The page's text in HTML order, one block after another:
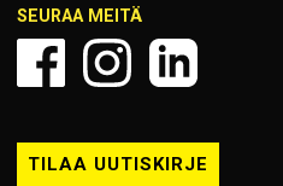
SEURAA MEITÄ
TILAA UUTISKIRJE